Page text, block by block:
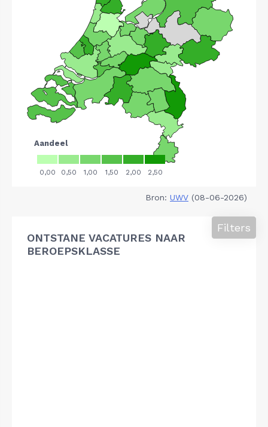
Bron: UWV (08-06-2026)
ONTSTANE VACATURES NAAR
BEROEPSKLASSE
Filters